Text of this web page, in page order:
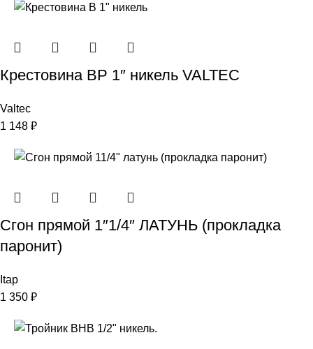
Крестовина ВР 1″ никель VALTEC
Valtec
1 148 ₽
Сгон прямой 1″1/4″ ЛАТУНЬ (прокладка
паронит)
Itap
1 350 ₽